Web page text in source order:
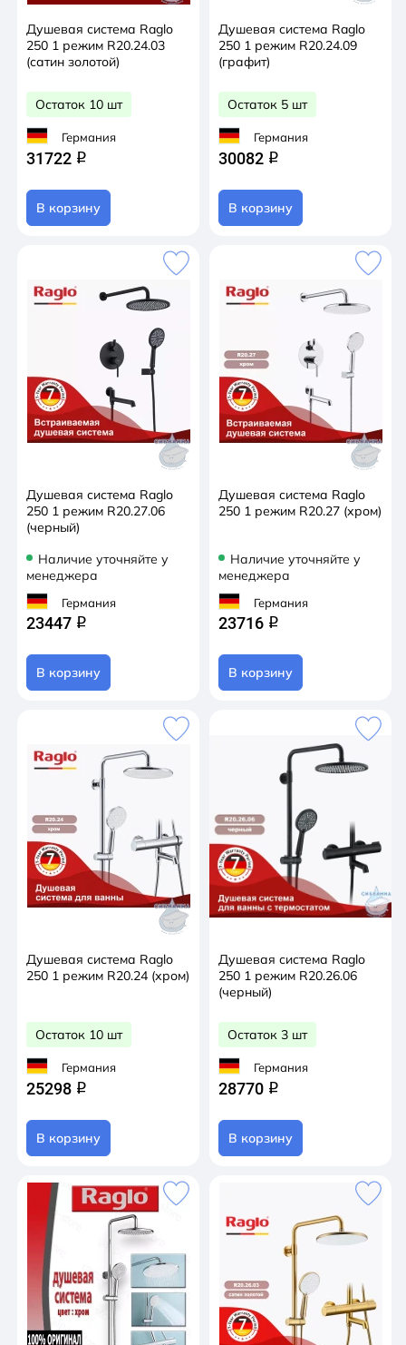
Душевая система Raglo
250 1 режим R20.24.03
(сатин золотой)
Остаток 10 шт
Германия
31722 q
В корзину
Душевая система Raglo
250 1 режим R20.24.09
(графит)
Остаток 5 шт
Германия
30082 q
В корзину
Душевая система Raglo
250 1 режим R20.27.06
(черный)
Наличие уточняйте у
менеджера
Германия
23447 q
В корзину
Душевая система Raglo
250 1 режим R20.27 (хром)
Наличие уточняйте у
менеджера
Германия
23716 q
В корзину
Душевая система Raglo
250 1 режим R20.24 (хром)
Остаток 10 шт
Германия
25298 q
В корзину
Душевая система Raglo
250 1 режим R20.26.06
(черный)
Остаток 3 шт
Германия
28770 q
В корзину